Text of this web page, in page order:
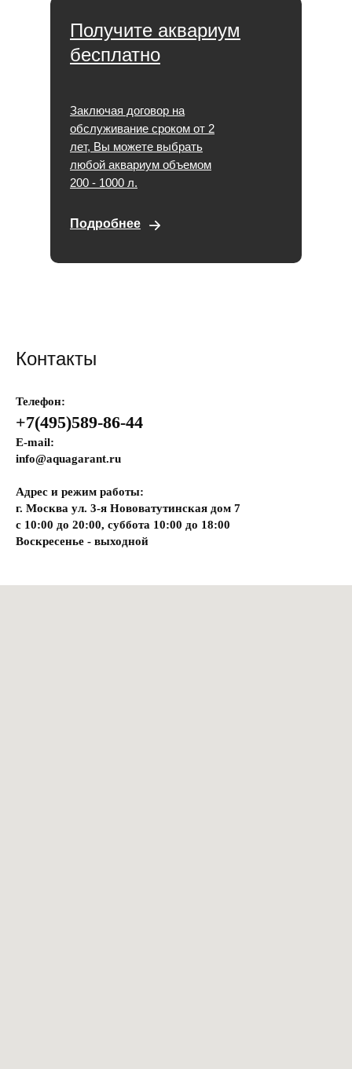
Получите аквариум
бесплатно
Заключая договор на
обслуживание сроком от 2
лет, Вы можете выбрать
любой аквариум объемом
200 - 1000 л.
Подробнее
Контакты
Телефон:
+7(495)589-86-44
E-mail:
info@aquagarant.ru
Адрес и режим работы:
г. Москва ул. 3-я Нововатутинская дом 7
с 10:00 до 20:00, суббота 10:00 до 18:00
Воскресенье - выходной